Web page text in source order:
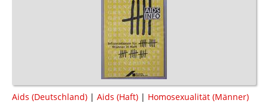
Aids (Deutschland) | Aids (Haft) | Homosexualität (Männer)